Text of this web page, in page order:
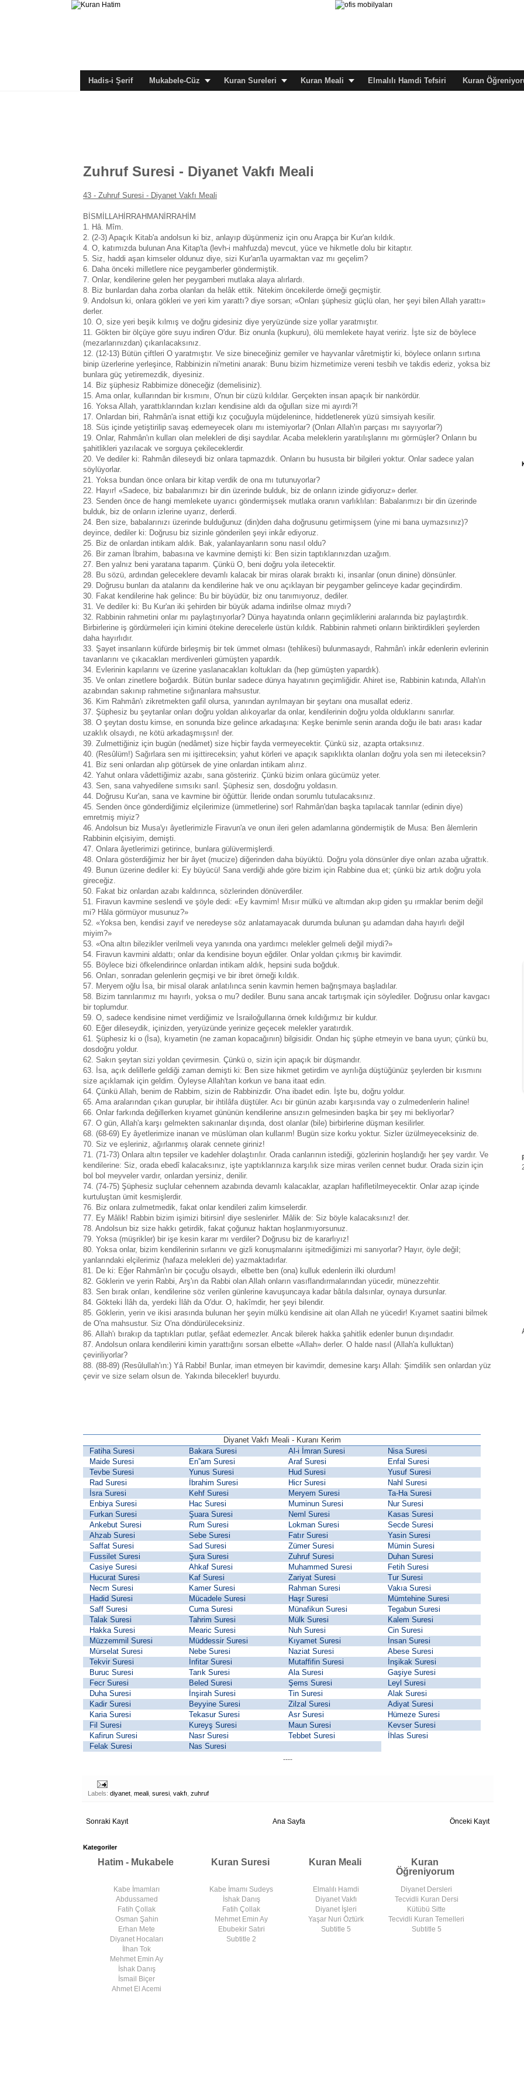
Hadis-i Şerif Mukabele-Cüz Kuran Sureleri Kuran Meali Elmalılı Hamdi Tefsiri Kuran
Zuhruf Suresi - Diyanet Vakfı Meali
43 - Zuhruf Suresi - Diyanet Vakfı Meali
BİSMİLLAHİRRAHMANİRRAHİM
1. Hâ. Mîm.
2. (2-3) Apaçık Kitab'a andolsun ki biz, anlayıp düşünmeniz için onu Arapça bir Kur'an kıldık.
4. O, katımızda bulunan Ana Kitap'ta (levh-i mahfuzda) mevcut, yüce ve hikmetle dolu bir kitaptır.
5. Siz, haddi aşan kimseler oldunuz diye, sizi Kur'an'la uyarmaktan vaz mı geçelim?
6. Daha önceki milletlere nice peygamberler göndermiştik.
7. Onlar, kendilerine gelen her peygamberi mutlaka alaya alırlardı.
8. Biz bunlardan daha zorba olanları da helâk ettik. Nitekim öncekilerde örneği geçmiştir.
9. Andolsun ki, onlara gökleri ve yeri kim yarattı? diye sorsan; «Onları şüphesiz güçlü olan, her şeyi bilen Allah yarattı»
derler.
10. O, size yeri beşik kılmış ve doğru gidesiniz diye yeryüzünde size yollar yaratmıştır.
11. Gökten bir ölçüye göre suyu indiren O'dur. Biz onunla (kupkuru), ölü memlekete hayat veririz. İşte siz de böylece
(mezarlarınızdan) çıkarılacaksınız.
12. (12-13) Bütün çiftleri O yaratmıştır. Ve size bineceğiniz gemiler ve hayvanlar vâretmiştir ki, böylece onların sırtına
binip üzerlerine yerleşince, Rabbinizin ni'metini anarak: Bunu bizim hizmetimize vereni tesbih ve takdis ederiz, yoksa biz
bunlara güç yetiremezdik, diyesiniz.
14. Biz şüphesiz Rabbimize döneceğiz (demelisiniz).
15. Ama onlar, kullarından bir kısmını, O'nun bir cüzü kıldılar. Gerçekten insan apaçık bir nankördür.
16. Yoksa Allah, yarattıklarından kızları kendisine aldı da oğulları size mi ayırdı?!
17. Onlardan biri, Rahmân'a isnat ettiği kız çocuğuyla müjdelenince, hiddetlenerek yüzü simsiyah kesilir.
18. Süs içinde yetiştirilip savaş edemeyecek olanı mı istemiyorlar? (Onları Allah'ın parçası mı sayıyorlar?)
19. Onlar, Rahmân'ın kulları olan melekleri de dişi saydılar. Acaba meleklerin yaratılışlarını mı görmüşler? Onların bu
şahitlikleri yazılacak ve sorguya çekileceklerdir.
20. Ve dediler ki: Rahmân dileseydi biz onlara tapmazdık. Onların bu hususta bir bilgileri yoktur. Onlar sadece yalan
söylüyorlar.
21. Yoksa bundan önce onlara bir kitap verdik de ona mı tutunuyorlar?
22. Hayır! «Sadece, biz babalarımızı bir din üzerinde bulduk, biz de onların izinde gidiyoruz» derler.
23. Senden önce de hangi memlekete uyarıcı göndermişsek mutlaka oranın varlıklıları: Babalarımızı bir din üzerinde
bulduk, biz de onların izlerine uyarız, derlerdi.
24. Ben size, babalarınızı üzerinde bulduğunuz (din)den daha doğrusunu getirmişsem (yine mi bana uymazsınız)?
deyince, dediler ki: Doğrusu biz sizinle gönderilen şeyi inkâr ediyoruz.
25. Biz de onlardan intikam aldık. Bak, yalanlayanların sonu nasıl oldu?
26. Bir zaman İbrahim, babasına ve kavmine demişti ki: Ben sizin taptıklarınızdan uzağım.
27. Ben yalnız beni yaratana taparım. Çünkü O, beni doğru yola iletecektir.
28. Bu sözü, ardından geleceklere devamlı kalacak bir miras olarak bıraktı ki, insanlar (onun dinine) dönsünler.
29. Doğrusu bunları da atalarını da kendilerine hak ve onu açıklayan bir peygamber gelinceye kadar geçindirdim.
30. Fakat kendilerine hak gelince: Bu bir büyüdür, biz onu tanımıyoruz, dediler.
31. Ve dediler ki: Bu Kur'an iki şehirden bir büyük adama indirilse olmaz mıydı?
32. Rabbinin rahmetini onlar mı paylaştırıyorlar? Dünya hayatında onların geçimliklerini aralarında biz paylaştırdık.
Birbirlerine iş gördürmeleri için kimini ötekine derecelerle üstün kıldık. Rabbinin rahmeti onların biriktirdikleri şeylerden
daha hayırlıdır.
33. Şayet insanların küfürde birleşmiş bir tek ümmet olması (tehlikesi) bulunmasaydı, Rahmân'ı inkâr edenlerin evlerinin
tavanlarını ve çıkacakları merdivenleri gümüşten yapardık.
34. Evlerinin kapılarını ve üzerine yaslanacakları koltukları da (hep gümüşten yapardık).
35. Ve onları zinetlere boğardık. Bütün bunlar sadece dünya hayatının geçimliğidir. Ahiret ise, Rabbinin katında, Allah'ın
azabından sakınıp rahmetine sığınanlara mahsustur.
36. Kim Rahmân'ı zikretmekten gafil olursa, yanından ayrılmayan bir şeytanı ona musallat ederiz.
37. Şüphesiz bu şeytanlar onları doğru yoldan alıkoyarlar da onlar, kendilerinin doğru yolda olduklarını sanırlar.
38. O şeytan dostu kimse, en sonunda bize gelince arkadaşına: Keşke benimle senin aranda doğu ile batı arası kadar
uzaklık olsaydı, ne kötü arkadaşmışsın! der.
39. Zulmettiğiniz için bugün (nedâmet) size hiçbir fayda vermeyecektir. Çünkü siz, azapta ortaksınız.
40. (Resûlüm!) Sağırlara sen mi işittireceksin; yahut körleri ve apaçık sapıklıkta olanları doğru yola sen mi ileteceksin?
41. Biz seni onlardan alıp götürsek de yine onlardan intikam alırız.
42. Yahut onlara vâdettiğimiz azabı, sana gösteririz. Çünkü bizim onlara gücümüz yeter.
43. Sen, sana vahyedilene sımsıkı sarıl. Şüphesiz sen, dosdoğru yoldasın.
44. Doğrusu Kur'an, sana ve kavmine bir öğüttür. İleride ondan sorumlu tutulacaksınız.
45. Senden önce gönderdiğimiz elçilerimize (ümmetlerine) sor! Rahmân'dan başka tapılacak tanrılar (edinin diye)
emretmiş miyiz?
46. Andolsun biz Musa'yı âyetlerimizle Firavun'a ve onun ileri gelen adamlarına göndermiştik de Musa: Ben âlemlerin
Rabbinin elçisiyim, demişti.
47. Onlara âyetlerimizi getirince, bunlara gülüvermişlerdi.
48. Onlara gösterdiğimiz her bir âyet (mucize) diğerinden daha büyüktü. Doğru yola dönsünler diye onları azaba uğrattık.
49. Bunun üzerine dediler ki: Ey büyücü! Sana verdiği ahde göre bizim için Rabbine dua et; çünkü biz artık doğru yola
gireceğiz.
50. Fakat biz onlardan azabı kaldırınca, sözlerinden dönüverdiler.
51. Firavun kavmine seslendi ve şöyle dedi: «Ey kavmim! Mısır mülkü ve altımdan akıp giden şu ırmaklar benim değil
mi? Hâla görmüyor musunuz?»
52. «Yoksa ben, kendisi zayıf ve neredeyse söz anlatamayacak durumda bulunan şu adamdan daha hayırlı değil
miyim?»
53. «Ona altın bilezikler verilmeli veya yanında ona yardımcı melekler gelmeli değil miydi?»
54. Firavun kavmini aldattı; onlar da kendisine boyun eğdiler. Onlar yoldan çıkmış bir kavimdir.
55. Böylece bizi öfkelendirince onlardan intikam aldık, hepsini suda boğduk.
56. Onları, sonradan gelenlerin geçmişi ve bir ibret örneği kıldık.
57. Meryem oğlu İsa, bir misal olarak anlatılınca senin kavmin hemen bağrışmaya başladılar.
58. Bizim tanrılarımız mı hayırlı, yoksa o mu? dediler. Bunu sana ancak tartışmak için söylediler. Doğrusu onlar kavgacı
bir toplumdur.
59. O, sadece kendisine nimet verdiğimiz ve İsrailoğullarına örnek kıldığımız bir kuldur.
60. Eğer dileseydik, içinizden, yeryüzünde yerinize geçecek melekler yaratırdık.
61. Şüphesiz ki o (İsa), kıyametin (ne zaman kopacağının) bilgisidir. Ondan hiç şüphe etmeyin ve bana uyun; çünkü bu,
dosdoğru yoldur.
62. Sakın şeytan sizi yoldan çevirmesin. Çünkü o, sizin için apaçık bir düşmandır.
63. İsa, açık delillerle geldiği zaman demişti ki: Ben size hikmet getirdim ve ayrılığa düştüğünüz şeylerden bir kısmını
size açıklamak için geldim. Öyleyse Allah'tan korkun ve bana itaat edin.
64. Çünkü Allah, benim de Rabbim, sizin de Rabbinizdir. O'na ibadet edin. İşte bu, doğru yoldur.
65. Ama aralarından çıkan guruplar, bir ihtilâfa düştüler. Acı bir günün azabı karşısında vay o zulmedenlerin haline!
66. Onlar farkında değillerken kıyamet gününün kendilerine ansızın gelmesinden başka bir şey mi bekliyorlar?
67. O gün, Allah'a karşı gelmekten sakınanlar dışında, dost olanlar (bile) birbirlerine düşman kesilirler.
68. (68-69) Ey âyetlerimize inanan ve müslüman olan kullarım! Bugün size korku yoktur. Sizler üzülmeyeceksiniz de.
70. Siz ve eşleriniz, ağırlanmış olarak cennete giriniz!
71. (71-73) Onlara altın tepsiler ve kadehler dolaştırılır. Orada canlarının istediği, gözlerinin hoşlandığı her şey vardır. Ve
kendilerine: Siz, orada ebedî kalacaksınız, işte yaptıklarınıza karşılık size miras verilen cennet budur. Orada sizin için
bol bol meyveler vardır, onlardan yersiniz, denilir.
74. (74-75) Şüphesiz suçlular cehennem azabında devamlı kalacaklar, azapları hafifletilmeyecektir. Onlar azap içinde
kurtuluştan ümit kesmişlerdir.
76. Biz onlara zulmetmedik, fakat onlar kendileri zalim kimselerdir.
77. Ey Mâlik! Rabbin bizim işimizi bitirsin! diye seslenirler. Mâlik de: Siz böyle kalacaksınız! der.
78. Andolsun biz size hakkı getirdik, fakat çoğunuz haktan hoşlanmıyorsunuz.
79. Yoksa (müşrikler) bir işe kesin karar mı verdiler? Doğrusu biz de kararlıyız!
80. Yoksa onlar, bizim kendilerinin sırlarını ve gizli konuşmalarını işitmediğimizi mi sanıyorlar? Hayır, öyle değil;
yanlarındaki elçilerimiz (hafaza melekleri de) yazmaktadırlar.
81. De ki: Eğer Rahmân'ın bir çocuğu olsaydı, elbette ben (ona) kulluk edenlerin ilki olurdum!
82. Göklerin ve yerin Rabbi, Arş'ın da Rabbi olan Allah onların vasıflandırmalarından yücedir, münezzehtir.
83. Sen bırak onları, kendilerine söz verilen günlerine kavuşuncaya kadar bâtıla dalsınlar, oynaya dursunlar.
84. Gökteki İlâh da, yerdeki İlâh da O'dur. O, hakîmdir, her şeyi bilendir.
85. Göklerin, yerin ve ikisi arasında bulunan her şeyin mülkü kendisine ait olan Allah ne yücedir! Kıyamet saatini bilmek
de O'na mahsustur. Siz O'na döndürüleceksiniz.
86. Allah'ı bırakıp da taptıkları putlar, şefâat edemezler. Ancak bilerek hakka şahitlik edenler bunun dışındadır.
87. Andolsun onlara kendilerini kimin yarattığını sorsan elbette «Allah» derler. O halde nasıl (Allah'a kulluktan)
çeviriliyorlar?
88. (88-89) (Resûlullah'ın:) Yâ Rabbi! Bunlar, iman etmeyen bir kavimdir, demesine karşı Allah: Şimdilik sen onlardan yüz
çevir ve size selam olsun de. Yakında bilecekler! buyurdu.
Diyanet Vakfı Meali - Kuranı Kerim
Fatiha Suresi
Bakara Suresi Al-i İmran Suresi
Nisa Suresi
Maide Suresi
En”am Suresi Araf Suresi
Enfal Suresi
Tevbe Suresi
Yunus Suresi Hud Suresi
Yusuf Suresi
Rad Suresi
İbrahim Suresi Hicr Suresi
Nahl Suresi
İsra Suresi
Kehf Suresi Meryem Suresi
Ta-Ha Suresi
Enbiya Suresi
Hac Suresi Muminun Suresi
Nur Suresi
Furkan Suresi
Şuara Suresi Neml Suresi
Kasas Suresi
Ankebut Suresi
Rum Suresi Lokman Suresi
Secde Suresi
Ahzab Suresi
Sebe Suresi Fatır Suresi
Yasin Suresi
Saffat Suresi
Sad Suresi Zümer Suresi
Mümin Suresi
Fussilet Suresi
Şura Suresi Zuhruf Suresi
Duhan Suresi
Casiye Suresi
Ahkaf Suresi Muhammed Suresi
Fetih Suresi
Hucurat Suresi
Kaf Suresi Zariyat Suresi
Tur Suresi
Necm Suresi
Kamer Suresi Rahman Suresi
Vakıa Suresi
Hadid Suresi
Mücadele Suresi Haşr Suresi
Mümtehine Suresi
Saff Suresi
Cuma Suresi Münafikun Suresi
Tegabun Suresi
Talak Suresi
Tahrim Suresi Mülk Suresi
Kalem Suresi
Hakka Suresi
Mearic Suresi Nuh Suresi
Cin Suresi
Müzzemmil Suresi
Müddessir Suresi Kıyamet Suresi
İnsan Suresi
Mürselat Suresi
Nebe Suresi Naziat Suresi
Abese Suresi
Tekvir Suresi
İnfitar Suresi Mutaffifin Suresi
İnşikak Suresi
Buruc Suresi
Tarık Suresi Ala Suresi
Gaşiye Suresi
Fecr Suresi
Beled Suresi Şems Suresi
Leyl Suresi
Duha Suresi
İnşirah Suresi Tin Suresi
Alak Suresi
Kadir Suresi
Beyyine Suresi Zilzal Suresi
Adiyat Suresi
Karia Suresi
Tekasur Suresi Asr Suresi
Hümeze Suresi
Fil Suresi
Kureyş Suresi Maun Suresi
Kevser Suresi
Kafirun Suresi
Nasr Suresi Tebbet Suresi
İhlas Suresi
Felak Suresi
Nas Suresi
----
Labels: diyanet meali suresi vakfı zuhruf
Sonraki Kayıt Önceki Kayıt
Ana Sayfa
Kategoriler
Hatim - Mukabele Kuran Suresi Kuran Meali
Kuran
Öğreniyorum
Kabe İmamları
Abdussamed
Fatih Çollak
Osman Şahin
Erhan Mete
Diyanet Hocaları
İlhan Tok
Mehmet Emin Ay
İshak Danış
İsmail Biçer
Ahmet El Acemi
Kabe İmamı Sudeys
İshak Danış
Fatih Çollak
Mehmet Emin Ay
Ebubekir Satıri
Subtitle 2
Elmalılı Hamdi
Diyanet Vakfı
Diyanet İşleri
Yaşar Nuri Öztürk
Subtitle 5
Diyanet Dersleri
Tecvidli Kuran Dersi
Kütübü Sitte
Tecvidli Kuran Temelleri
Subtitle 5